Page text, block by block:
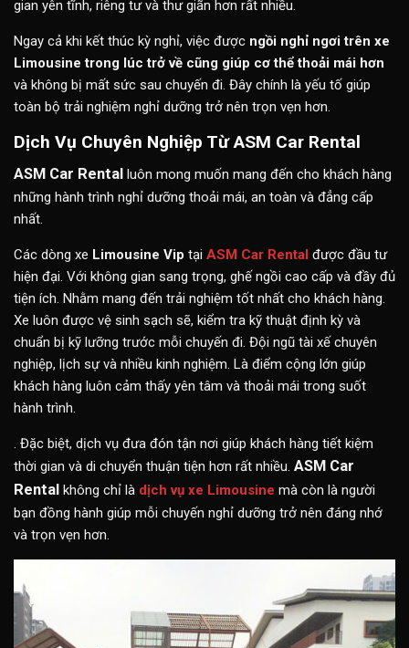
gian yên tĩnh, riêng tư và thư giãn hơn rất nhiều.
Ngay cả khi kết thúc kỳ nghỉ, việc được ngồi nghỉ ngơi trên xe
Limousine trong lúc trở về cũng giúp cơ thể thoải mái hơn
và không bị mất sức sau chuyến đi. Đây chính là yếu tố giúp
toàn bộ trải nghiệm nghỉ dưỡng trở nên trọn vẹn hơn.
Dịch Vụ Chuyên Nghiệp Từ ASM Car Rental
ASM Car Rental luôn mong muốn mang đến cho khách hàng
những hành trình nghỉ dưỡng thoải mái, an toàn và đẳng cấp
nhất.
Các dòng xe Limousine Vip tại ASM Car Rental được đầu tư
hiện đại. Với không gian sang trọng, ghế ngồi cao cấp và đầy đủ
tiện ích. Nhằm mang đến trải nghiệm tốt nhất cho khách hàng.
Xe luôn được vệ sinh sạch sẽ, kiểm tra kỹ thuật định kỳ và
chuẩn bị kỹ lưỡng trước mỗi chuyến đi. Đội ngũ tài xế chuyên
nghiệp, lịch sự và nhiều kinh nghiệm. Là điểm cộng lớn giúp
khách hàng luôn cảm thấy yên tâm và thoải mái trong suốt
hành trình.
. Đặc biệt, dịch vụ đưa đón tận nơi giúp khách hàng tiết kiệm
thời gian và di chuyển thuận tiện hơn rất nhiều. ASM Car
Rental không chỉ là dịch vụ xe Limousine mà còn là người
bạn đồng hành giúp mỗi chuyến nghỉ dưỡng trở nên đáng nhớ
và trọn vẹn hơn.